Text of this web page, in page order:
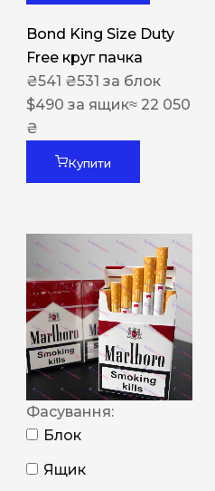
Bond King Size Duty
Free круг пачка
₴541 ₴531 за блок
$490 за ящик≈ 22 050
₴
Купити
Фасування:
Блок
Ящик